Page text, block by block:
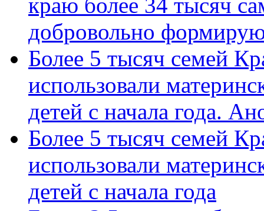
краю более 34 тысяч
добровольно
Более 5 тысяч семей
использовали
детей с начала года.
Более 5 тысяч семей
использовали
детей с начала года